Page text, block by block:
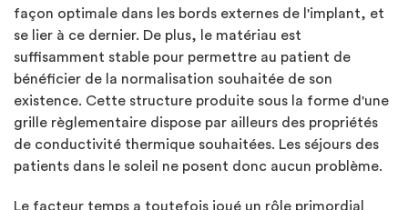
façon optimale dans les bords externes de l'implant, et
se lier à ce dernier. De plus, le matériau est
suffisamment stable pour permettre au patient de
bénéficier de la normalisation souhaitée de son
existence. Cette structure produite sous la forme d'une
grille règlementaire dispose par ailleurs des propriétés
de conductivité thermique souhaitées. Les séjours des
patients dans le soleil ne posent donc aucun problème.
Le facteur temps a toutefois joué un rôle primordial